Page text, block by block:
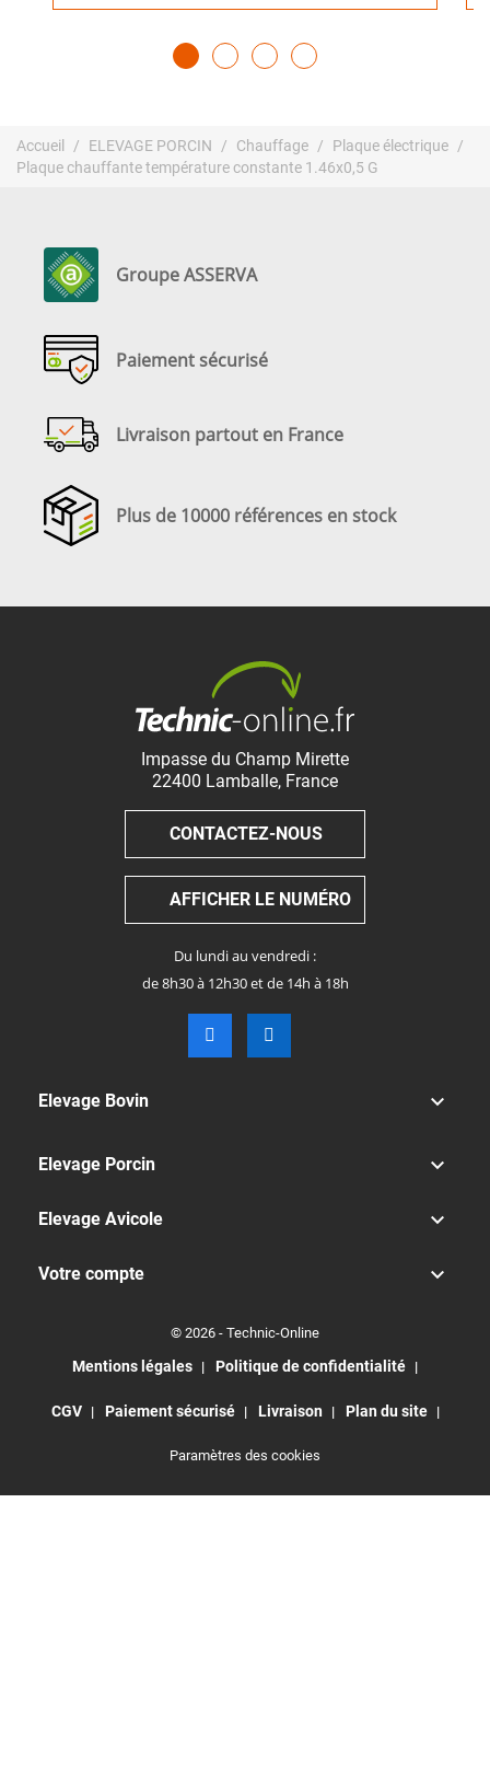
Accueil ELEVAGE PORCIN Chauffage
Plaque électrique
Plaque chauffante température constante 1.46x0,5 G
Groupe ASSERVA
Paiement sécurisé
Livraison partout en France
Plus de 10000 références en stock
Impasse du Champ Mirette
22400 Lamballe, France
CONTACTEZ-NOUS
AFFICHER LE NUMÉRO
Du lundi au vendredi :
de 8h30 à 12h30 et de 14h à 18h
Elevage Bovin 
Elevage Porcin 
Elevage Avicole 
Votre compte 
© 2026 - Technic-Online
Mentions légales Politique de confidentialité
CGV Paiement sécurisé Livraison Plan du site
Paramètres des cookies